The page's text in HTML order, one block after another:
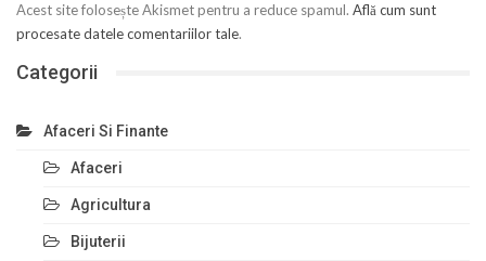
Acest site folosește Akismet pentru a reduce spamul. Află cum sunt
procesate datele comentariilor tale.
Categorii
Afaceri Si Finante
Afaceri
Agricultura
Bijuterii